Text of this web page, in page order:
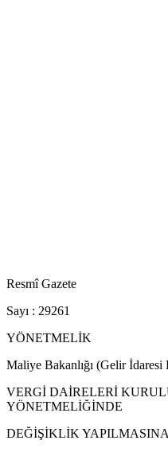
Resmî Gazete
Sayı : 29261
YÖNETMELİK
Maliye Bakanlığı (Gelir İdaresi
VERGİ DAİRELERİ
YÖNETMELİĞİNDE
DEĞİŞİKLİK